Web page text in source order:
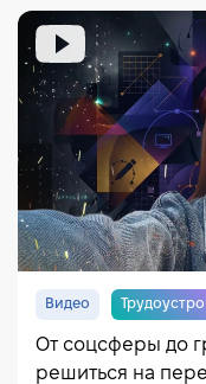
Видео
От соцсферы до
решиться на